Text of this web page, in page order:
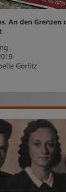
An den Grenzen
Görlitz